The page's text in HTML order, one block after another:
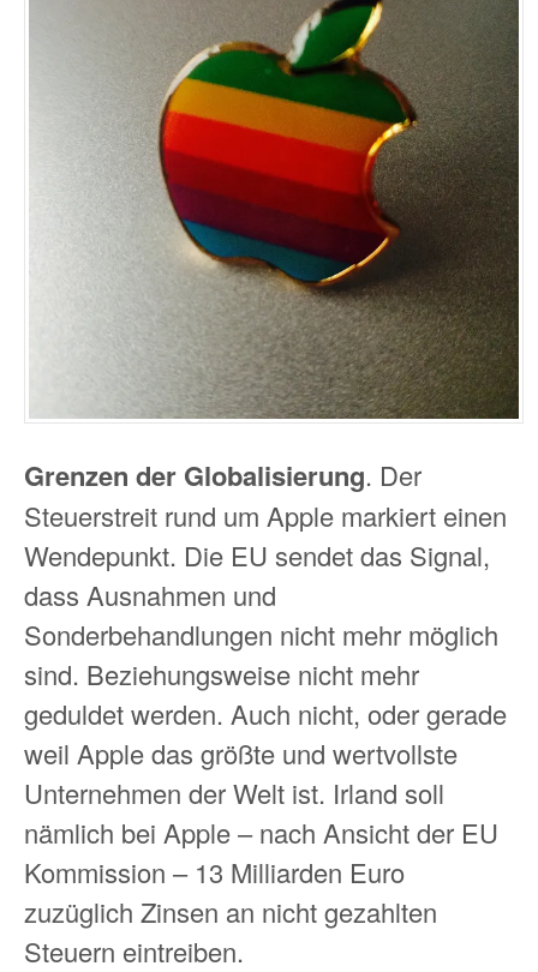
Grenzen der Globalisierung. Der
Steuerstreit rund um Apple markiert einen
Wendepunkt. Die EU sendet das Signal,
dass Ausnahmen und
Sonderbehandlungen nicht mehr möglich
sind. Beziehungsweise nicht mehr
geduldet werden. Auch nicht, oder gerade
weil Apple das größte und wertvollste
Unternehmen der Welt ist. Irland soll
nämlich bei Apple – nach Ansicht der EU
Kommission – 13 Milliarden Euro
zuzüglich Zinsen an nicht gezahlten
Steuern eintreiben.